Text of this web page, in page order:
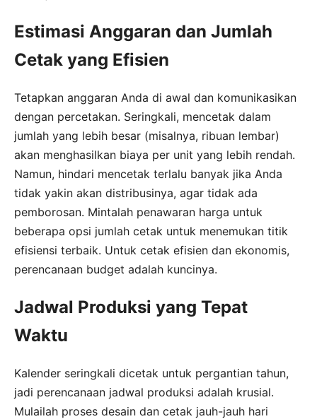
Estimasi Anggaran dan Jumlah
Cetak yang Efisien
Tetapkan anggaran Anda di awal dan komunikasikan
dengan percetakan. Seringkali, mencetak dalam
jumlah yang lebih besar (misalnya, ribuan lembar)
akan menghasilkan biaya per unit yang lebih rendah.
Namun, hindari mencetak terlalu banyak jika Anda
tidak yakin akan distribusinya, agar tidak ada
pemborosan. Mintalah penawaran harga untuk
beberapa opsi jumlah cetak untuk menemukan titik
efisiensi terbaik. Untuk cetak efisien dan ekonomis,
perencanaan budget adalah kuncinya.
Jadwal Produksi yang Tepat
Waktu
Kalender seringkali dicetak untuk pergantian tahun,
jadi perencanaan jadwal produksi adalah krusial.
Mulailah proses desain dan cetak jauh-jauh hari